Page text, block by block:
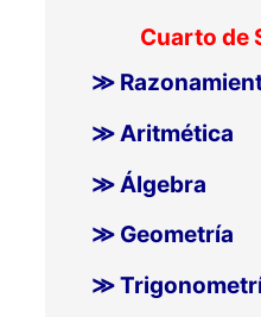
Cuarto de
≫
≫ Aritmética
≫ Álgebra
≫ Geometría
≫